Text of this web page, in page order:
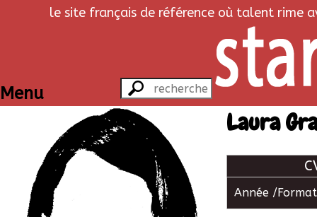
le site français de référence où talent rime
Menu
Laura
Année / Format